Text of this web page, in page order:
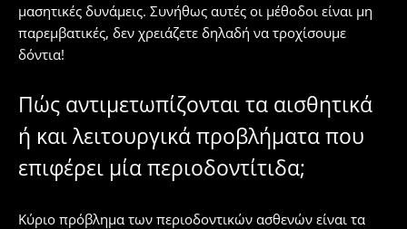
μασητικές δυνάμεις. Συνήθως αυτές οι μέθοδοι είναι μη
παρεμβατικές, δεν χρειάζετε δηλαδή να τροχίσουμε
δόντια!
Πώς αντιμετωπίζονται τα αισθητικά
ή και λειτουργικά προβλήματα που
επιφέρει μία περιοδοντίτιδα;
Κύριο πρόβλημα των περιοδοντικών ασθενών είναι τα